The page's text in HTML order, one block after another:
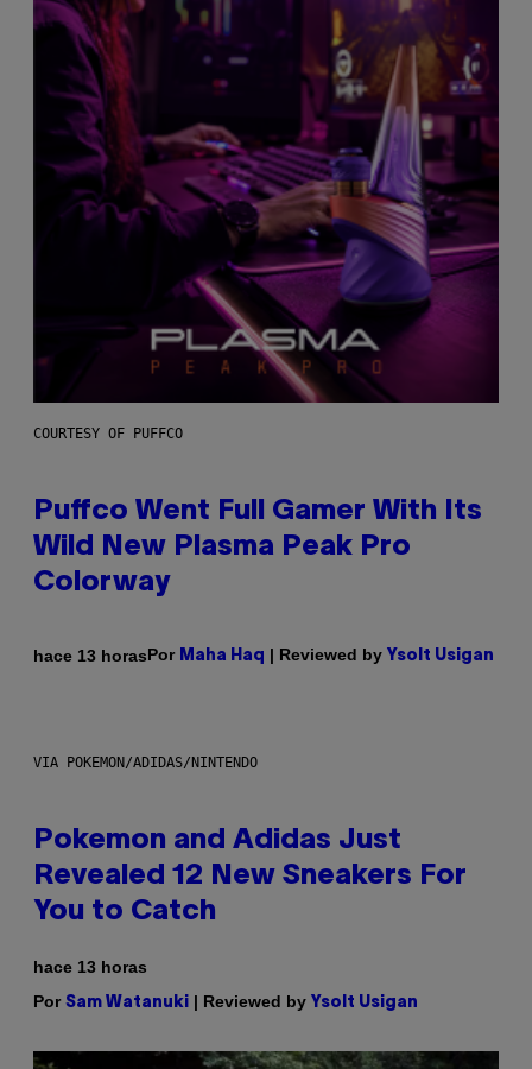
COURTESY OF PUFFCO
Puffco Went Full Gamer With Its
Wild New Plasma Peak Pro
Colorway
hace 13 horasPor Maha Haq | Reviewed by Ysolt Usigan
VIA POKEMON/ADIDAS/NINTENDO
Pokemon and Adidas Just
Revealed 12 New Sneakers For
You to Catch
hace 13 horas
Por Sam Watanuki | Reviewed by Ysolt Usigan